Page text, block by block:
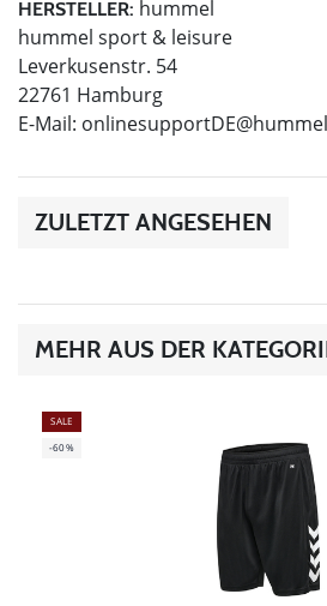
HERSTELLER: hummel
hummel sport & leisure
Leverkusenstr. 54
22761 Hamburg
E-Mail:
ZULETZT ANGESEHEN
MEHR AUS DER
SALE
-60%